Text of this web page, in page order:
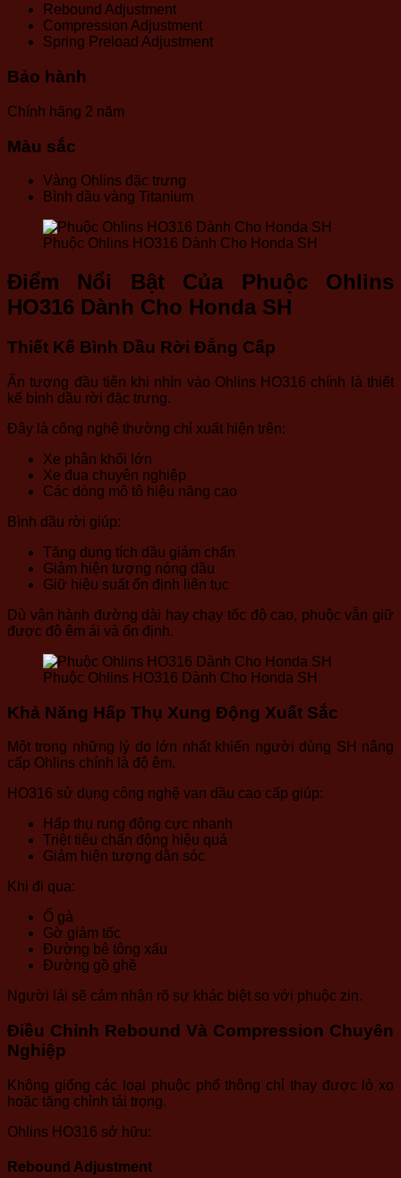
Rebound Adjustment
Compression Adjustment
Spring Preload Adjustment
Bảo hành
Chính hãng 2 năm
Màu sắc
Vàng Ohlins đặc trưng
Bình dầu vàng Titanium
Phuộc Ohlins HO316 Dành Cho Honda SH
Điểm Nổi Bật Của Phuộc Ohlins
HO316 Dành Cho Honda SH
Thiết Kế Bình Dầu Rời Đẳng Cấp
Ấn tượng đầu tiên khi nhìn vào Ohlins HO316 chính là thiết
kế bình dầu rời đặc trưng.
Đây là công nghệ thường chỉ xuất hiện trên:
Xe phân khối lớn
Xe đua chuyên nghiệp
Các dòng mô tô hiệu năng cao
Bình dầu rời giúp:
Tăng dung tích dầu giảm chấn
Giảm hiện tượng nóng dầu
Giữ hiệu suất ổn định liên tục
Dù vận hành đường dài hay chạy tốc độ cao, phuộc vẫn giữ
được độ êm ái và ổn định.
Phuộc Ohlins HO316 Dành Cho Honda SH
Khả Năng Hấp Thụ Xung Động Xuất Sắc
Một trong những lý do lớn nhất khiến người dùng SH nâng
cấp Ohlins chính là độ êm.
HO316 sử dụng công nghệ van dầu cao cấp giúp:
Hấp thụ rung động cực nhanh
Triệt tiêu chấn động hiệu quả
Giảm hiện tượng dằn sóc
Khi đi qua:
Ổ gà
Gờ giảm tốc
Đường bê tông xấu
Đường gồ ghề
Người lái sẽ cảm nhận rõ sự khác biệt so với phuộc zin.
Điều Chỉnh Rebound Và Compression Chuyên
Nghiệp
Không giống các loại phuộc phổ thông chỉ thay được lò xo
hoặc tăng chỉnh tải trọng.
Ohlins HO316 sở hữu:
Rebound Adjustment